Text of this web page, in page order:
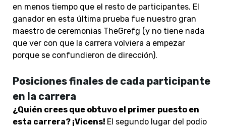
en menos tiempo que el resto de participantes. El
ganador en esta última prueba fue nuestro gran
maestro de ceremonias TheGrefg (y no tiene nada
que ver con que la carrera volviera a empezar
porque se confundieron de dirección).
Posiciones finales de cada participante
en la carrera
¿Quién crees que obtuvo el primer puesto en
esta carrera? ¡Vicens! El segundo lugar del podio